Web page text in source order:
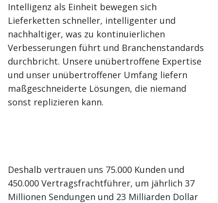
Intelligenz als Einheit bewegen sich
Lieferketten schneller, intelligenter und
nachhaltiger, was zu kontinuierlichen
Verbesserungen führt und Branchenstandards
durchbricht. Unsere unübertroffene Expertise
und unser unübertroffener Umfang liefern
maßgeschneiderte Lösungen, die niemand
sonst replizieren kann.
Deshalb vertrauen uns 75.000 Kunden und
450.000 Vertragsfrachtführer, um jährlich 37
Millionen Sendungen und 23 Milliarden Dollar